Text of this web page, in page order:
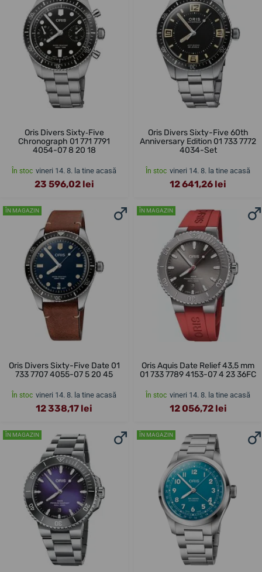
Oris Divers Sixty‑Five
Chronograph 01 771 7791
4054-07 8 20 18
În stoc vineri 14. 8. la tine acasă
23 596,02 lei
Oris Divers Sixty-Five 60th
Anniversary Edition 01 733 7772
4034-Set
În stoc vineri 14. 8. la tine acasă
12 641,26 lei
ÎN MAGAZIN
Oris Divers Sixty-Five Date 01
733 7707 4055-07 5 20 45
În stoc vineri 14. 8. la tine acasă
12 338,17 lei
ÎN MAGAZIN
Oris Aquis Date Relief 43,5 mm
01 733 7789 4153-07 4 23 36FC
În stoc vineri 14. 8. la tine acasă
12 056,72 lei
ÎN MAGAZIN ÎN MAGAZIN